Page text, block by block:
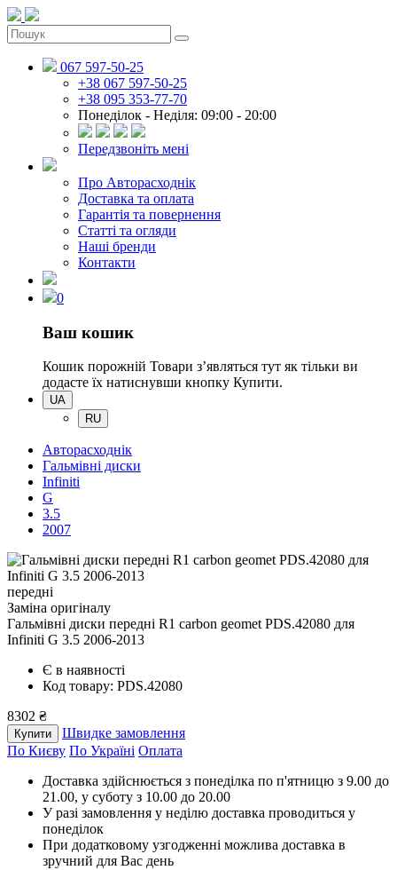
067 597-50-25
+38 067 597-50-25
+38 095 353-77-70
Понеділок - Неділя: 09:00 - 20:00
Передзвоніть мені
Про Авторасходнік
Доставка та оплата
Гарантія та повернення
Статті та огляди
Наші бренди
Контакти
0
Ваш кошик
Кошик порожній Товари зʼявляться тут як тільки ви
додасте їх натиснувши кнопку Купити.
UA
RU
Авторасходнік
Гальмівні диски
Infiniti
G
3.5
2007
передні
Заміна оригіналу
Гальмівні диски передні R1 carbon geomet PDS.42080 для
Infiniti G 3.5 2006-2013
Є в наявності
Код товару: PDS.42080
8302 ₴
Купити
Швидке замовлення
По Києву По Україні Оплата
Доставка здійснюється з понеділка по п'ятницю з 9.00 до
21.00, у суботу з 10.00 до 20.00
У разі замовлення у неділю доставка проводиться у
понеділок
При додатковому узгодженні можлива доставка в
зручний для Вас день